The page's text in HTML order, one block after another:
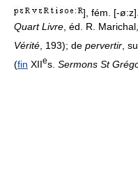
], fém. [-ø:z].
Quart Livre, éd. R.
Vérité , 193); de pervertir ,
(fin XIIes. Sermons St